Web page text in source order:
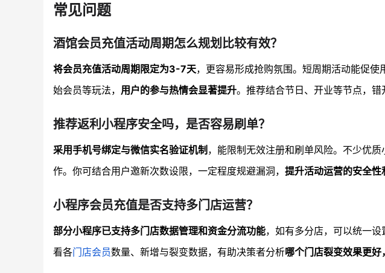
常见问题
酒馆会员充值活动周期怎么规划比较有效？
将会员充值活动周期限定为3-7天，更容易形成抢购氛围。短周期活动能促
始会员等玩法， 用户的参与热情会显著提升。推荐结合节日、开业等节点，错
推荐返利小程序安全吗，是否容易刷单？
采用手机号绑定与微信实名验证机制 ，能限制无效注册和刷单风险。不少优
作。你可结合用户邀新次数设限，一定程度规避漏洞， 提升活动运营的安全性
小程序会员充值是否支持多门店运营？
部分小程序已支持多门店数据管理和资金分流功能，如有多分店，可以统一
看各门店会员数量、新增与裂变数据，有助决策者分析哪个门店裂变效果更